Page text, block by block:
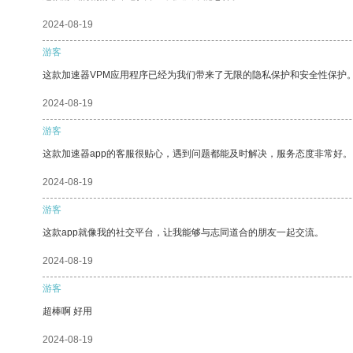
2024-08-19
游客
这款加速器VPM应用程序已经为我们带来了无限的隐私保护和安全性保护
2024-08-19
游客
这款加速器app的客服很贴心，遇到问题都能及时解决，服务态度非常好。
2024-08-19
游客
这款app就像我的社交平台，让我能够与志同道合的朋友一起交流。
2024-08-19
游客
超棒啊 好用
2024-08-19